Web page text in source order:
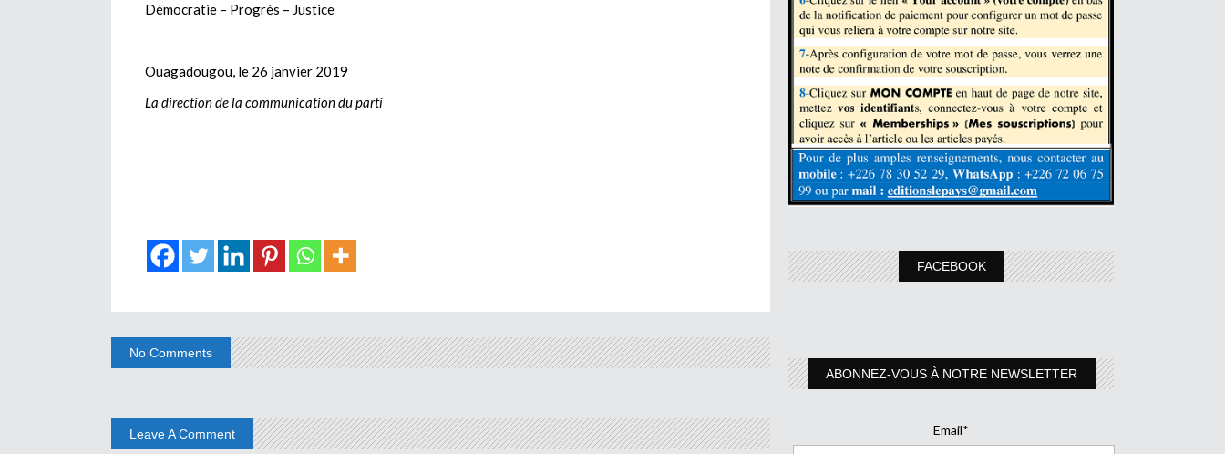
Démocratie – Progrès – Justice
Ouagadougou, le 26 janvier 2019
La direction de la communication du parti
No Comments
Leave A Comment
FACEBOOK
ABONNEZ-VOUS À NOTRE NEWSLETTER
Email*